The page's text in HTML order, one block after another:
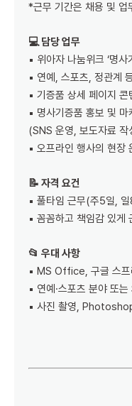
*근무 기간은 채용 및 업
💻 담당 업무
▪️ 위아자 나눔위크 ‘명사
▪️ 연예, 스포츠, 정관계
▪️ 기증품 상세 페이지 콘
▪️ 명사기증품 홍보 및
(SNS 운영, 보도자료 작
▪️ 오프라인 행사의 현장
📝 자격 요건
▪️ 풀타임 근무(주5일,
▪️ 꼼꼼하고 책임감 있게
📂 우대 사항
▪️ MS Office, 구글 스프
▪️ 연예·스포츠 분야 또
▪️ 사진 촬영,